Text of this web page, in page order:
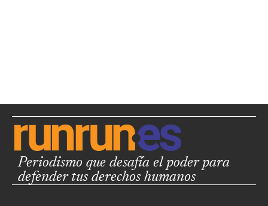
Periodismo que desafía el poder para
defender tus derechos humanos